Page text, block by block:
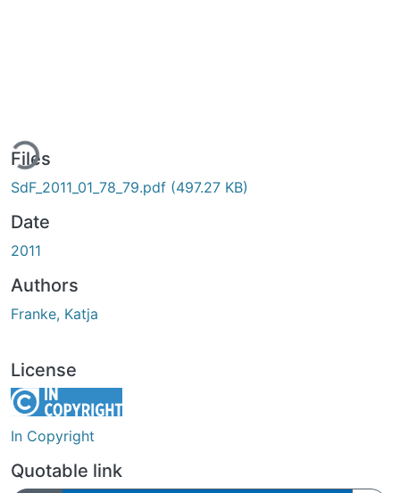
Files
SdF_2011_01_78_79.pdf (497.27 KB)
Date
2011
Authors
Franke, Katja
License
In Copyright
Quotable link